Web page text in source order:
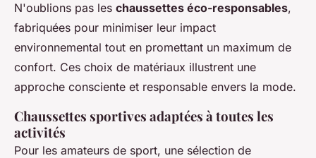
N'oublions pas les chaussettes éco-responsables,
fabriquées pour minimiser leur impact
environnemental tout en promettant un maximum de
confort. Ces choix de matériaux illustrent une
approche consciente et responsable envers la mode.
Chaussettes sportives adaptées à toutes les
activités
Pour les amateurs de sport, une sélection de